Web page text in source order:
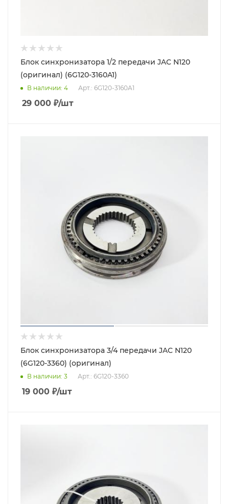
Блок синхронизатора 1/2 передачи JAC N120
(оригинал) (6G120-3160A1)
В наличии: 4 Арт.: 6G120-3160A1
29 000 ₽/шт
Блок синхронизатора 3/4 передачи JAC N120
(6G120-3360) (оригинал)
В наличии: 3 Арт.: 6G120-3360
19 000 ₽/шт